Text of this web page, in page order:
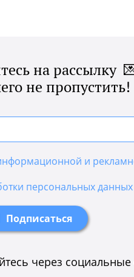
на рассылку
не пропустить!
и
персональных
через социальные